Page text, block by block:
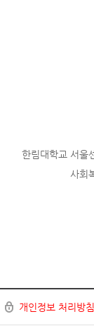
한림대학교 서울
사회
개인정보 처리방침